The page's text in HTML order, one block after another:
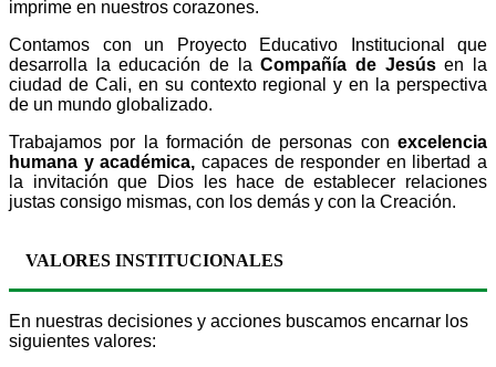
imprime en nuestros corazones.
Contamos con un Proyecto Educativo Institucional que
desarrolla la educación de laCompañía de Jesúsen la
ciudad de Cali, en su contexto regional y en la perspectiva
de un mundo globalizado.
Trabajamos por la formación de personas con excelencia
humana y académica, capaces de responder en libertad a
la invitación que Dios les hace de establecer relaciones
justas consigo mismas, con los demás y con la Creación.
VALORES INSTITUCIONALES
En nuestras decisiones y acciones buscamos encarnar los
siguientes valores: